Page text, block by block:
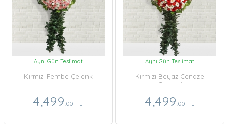
Aynı Gün Teslimat
Kırmızı Pembe Çelenk
4,499.00 TL
Aynı Gün Teslimat
Kırmızı Beyaz Cenaze
Çelengi
4,499.00 TL